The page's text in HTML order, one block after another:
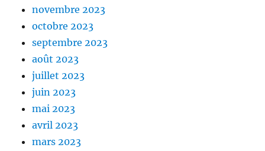
novembre 2023
octobre 2023
septembre 2023
août 2023
juillet 2023
juin 2023
mai 2023
avril 2023
mars 2023